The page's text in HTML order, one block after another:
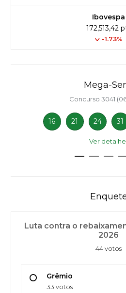
Ibovespa
172,513,42
-1.73%
Mega-
Concurso 3041
16 21 24 31
Ver
Luta contra o
2026
44 votos
Grêmio
33 votos